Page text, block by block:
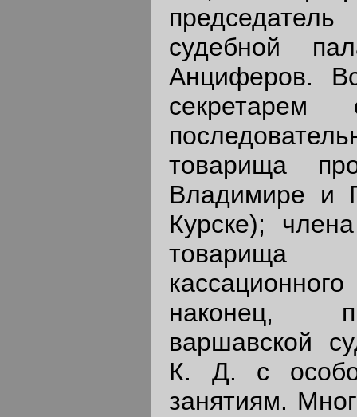
судебной
Анциферов.
товарища
Владимире и
Курске);
товарища
наконец,
варшавской
К. Д. с
занятиям.